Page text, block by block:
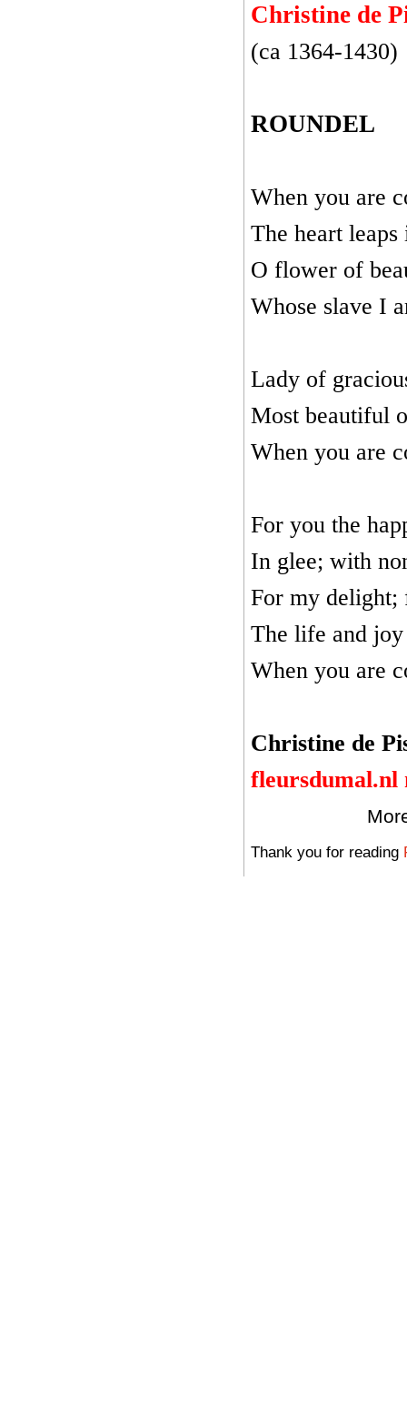
Christine de
(ca 1364-1430)
ROUNDEL
When you are
The heart
O flower of
Whose slave I
Lady of
Most beautiful
When you are
For you the
In glee; with
For my delight;
The life and
When you are
Christine de
fleursdumal.nl
Thank you for reading